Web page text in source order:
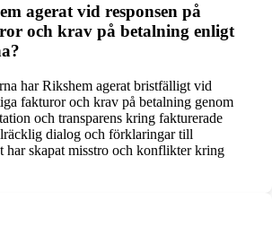
agerat vid responsen på
och krav på betalning enligt
har Rikshem agerat bristfälligt vid
fakturor och krav på betalning genom
och transparens kring fakturerade
dialog och förklaringar till
har skapat misstro och konflikter kring